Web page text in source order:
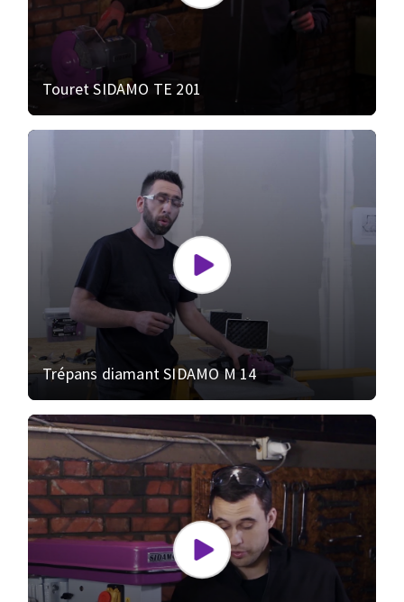
Touret SIDAMO TE 201
Trépans diamant SIDAMO M 14